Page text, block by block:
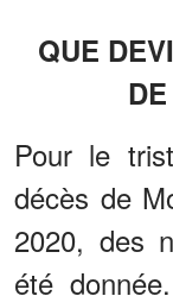
QUE
Pour le
décès de
2020, des
été